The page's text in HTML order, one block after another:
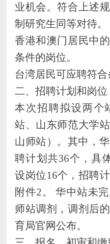
业机会。符合上述
制研究生同等对待。
香港和澳门居民中
条件的岗位。
台湾居民可应聘符合
二、招聘计划和岗位
本次招聘拟设两个
站、山东师范大学
山师站）。其中，
聘计划共36个，具
设岗位16个，招聘
附件2。 华中站未
师站调剂，调剂后
育局官网公布。